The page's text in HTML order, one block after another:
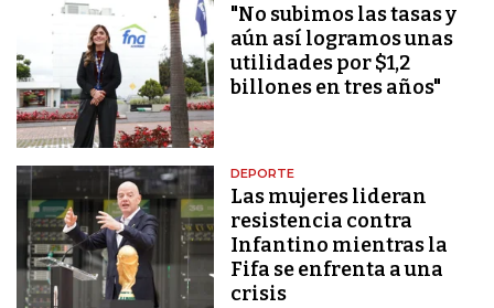
"No subimos las tasas y
aún así logramos unas
utilidades por $1,2
billones en tres años"
DEPORTE
Las mujeres lideran
resistencia contra
Infantino mientras la
Fifa se enfrenta a una
crisis